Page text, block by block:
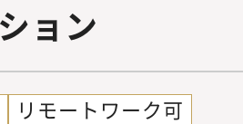
ョン
リモートワーク可